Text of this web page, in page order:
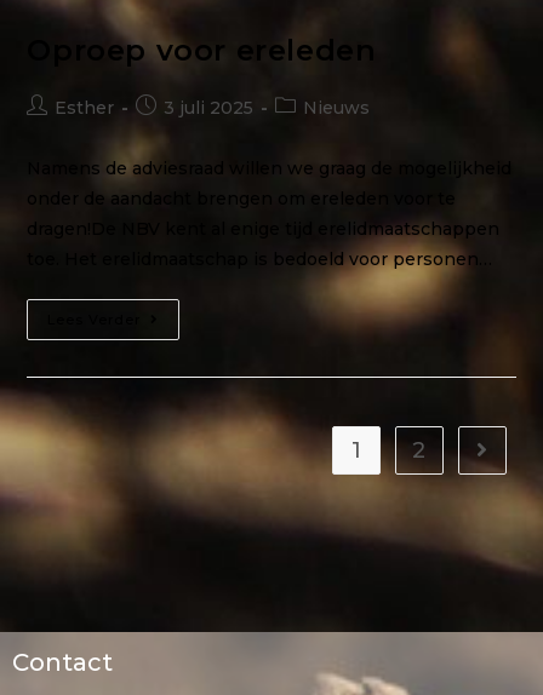
Oproep voor ereleden
Esther 3 juli 2025 Nieuws
Namens de adviesraad willen we graag de mogelijkheid
onder de aandacht brengen om ereleden voor te
dragen!De NBV kent al enige tijd erelidmaatschappen
toe. Het erelidmaatschap is bedoeld voor personen…
1 2
Contact